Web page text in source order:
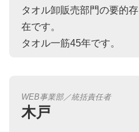
タオル卸販売部門の要的存
在です。
タオル一筋45年です。
WEB事業部／統括責任者
木戸